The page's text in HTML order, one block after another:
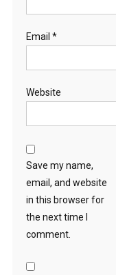
Email *
Website
Save my name,
email, and website
in this browser for
the next time I
comment.